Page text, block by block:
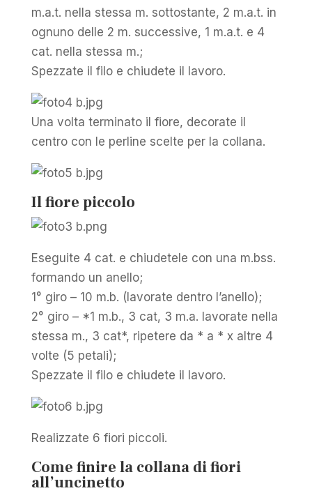
m.a.t. nella stessa m. sottostante, 2 m.a.t. in
ognuno delle 2 m. successive, 1 m.a.t. e 4
cat. nella stessa m.;
Spezzate il filo e chiudete il lavoro.
Una volta terminato il fiore, decorate il
centro con le perline scelte per la collana.
Il fiore piccolo
Eseguite 4 cat. e chiudetele con una m.bss.
formando un anello;
1° giro – 10 m.b. (lavorate dentro l’anello);
2° giro – *1 m.b., 3 cat, 3 m.a. lavorate nella
stessa m., 3 cat*, ripetere da * a * x altre 4
volte (5 petali);
Spezzate il filo e chiudete il lavoro.
Realizzate 6 fiori piccoli.
Come finire la collana di fiori
all’uncinetto